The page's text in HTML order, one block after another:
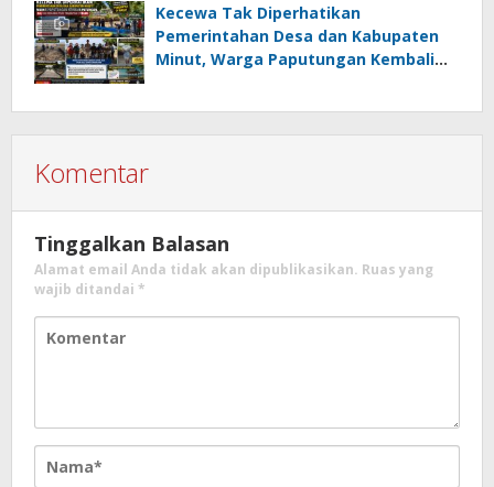
Kumtua HK
Kecewa Tak Diperhatikan
Pemerintahan Desa dan Kabupaten
Minut, Warga Paputungan Kembali
Komentar
Tinggalkan Balasan
Alamat email Anda tidak akan dipublikasikan. Ruas yang
wajib ditandai *